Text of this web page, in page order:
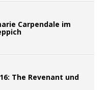
Carpendale im
The Revenant und